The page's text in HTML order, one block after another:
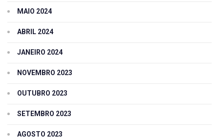
MAIO 2024
ABRIL 2024
JANEIRO 2024
NOVEMBRO 2023
OUTUBRO 2023
SETEMBRO 2023
AGOSTO 2023